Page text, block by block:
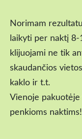
Norimam
laikyti per naktį 8-
klijuojami ne tik
skaudančios
kaklo ir t.t.
Vienoje
penkioms naktims!